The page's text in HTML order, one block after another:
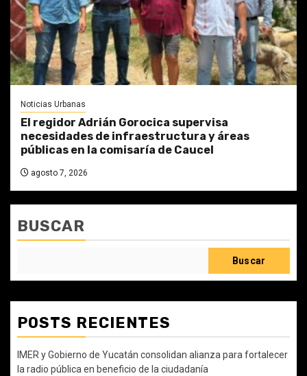
Noticias Urbanas
El regidor Adrián Gorocica supervisa
necesidades de infraestructura y áreas
públicas en la comisaría de Caucel
agosto 7, 2026
BUSCAR
Buscar
POSTS RECIENTES
IMER y Gobierno de Yucatán consolidan alianza para fortalecer
la radio pública en beneficio de la ciudadanía